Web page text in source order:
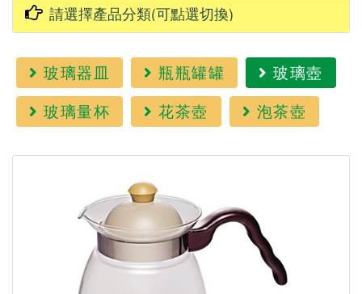
玻璃器皿 瓶瓶罐罐
玻璃壺
玻璃量杯
花茶壺 泡茶壺